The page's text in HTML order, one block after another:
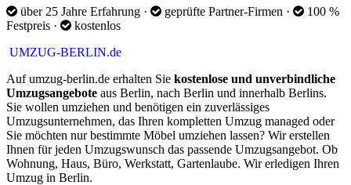
über 25 Jahre Erfahrung · geprüfte Partner-Firmen ·
100 %
Festpreis ·
kostenlos
UMZUG-BERLIN.de
Auf umzug-berlin.de erhalten Sie kostenlose und unverbindliche
Umzugsangebote aus Berlin, nach Berlin und innerhalb Berlins.
Sie wollen umziehen und benötigen ein zuverlässiges
Umzugsunternehmen, das Ihren kompletten Umzug managed oder
Sie möchten nur bestimmte Möbel umziehen lassen? Wir erstellen
Ihnen für jeden Umzugswunsch das passende Umzugsangebot. Ob
Wohnung, Haus, Büro, Werkstatt, Gartenlaube. Wir erledigen Ihren
Umzug in Berlin.